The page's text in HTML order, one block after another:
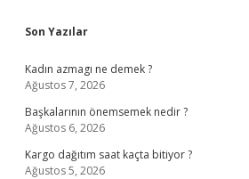
Sidebar
Son Yazılar
Kadın azmagı ne demek ?
Ağustos 7, 2026
Başkalarının önemsemek nedir ?
Ağustos 6, 2026
Kargo dağıtım saat kaçta bitiyor ?
Ağustos 5, 2026